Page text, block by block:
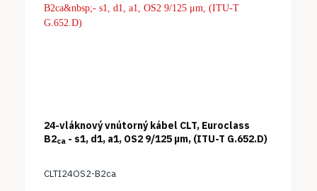
24-vláknový vnútorný kábel CLT, Euroclass
B2ca - s1, d1, a1, OS2 9/125 μm, (ITU-T G.652.D)
CLTI24OS2-B2ca